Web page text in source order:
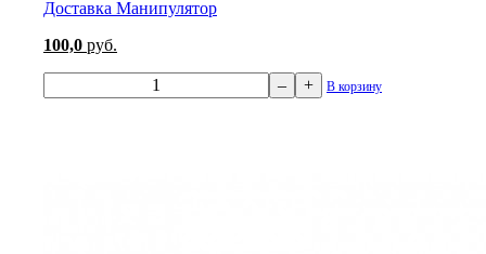
Доставка Манипулятор
100,0 руб.
– + В корзину